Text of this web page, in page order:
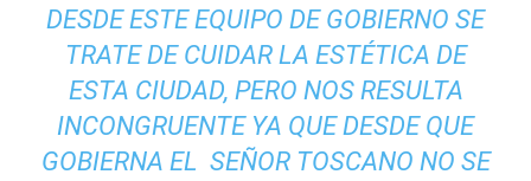
DESDE ESTE EQUIPO DE GOBIERNO SE
TRATE DE CUIDAR LA ESTÉTICA DE
ESTA CIUDAD, PERO NOS RESULTA
INCONGRUENTE YA QUE DESDE QUE
GOBIERNA EL SEÑOR TOSCANO NO SE